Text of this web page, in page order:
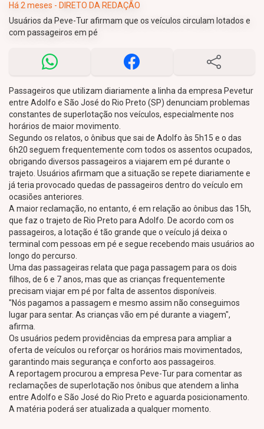
Há 2 meses - DIRETO DA REDAÇÃO
Usuários da Peve-Tur afirmam que os veículos circulam lotados e
com passageiros em pé
Passageiros que utilizam diariamente a linha da empresa Pevetur
entre Adolfo e São José do Rio Preto (SP) denunciam problemas
constantes de superlotação nos veículos, especialmente nos
horários de maior movimento.
Segundo os relatos, o ônibus que sai de Adolfo às 5h15 e o das
6h20 seguem frequentemente com todos os assentos ocupados,
obrigando diversos passageiros a viajarem em pé durante o
trajeto. Usuários afirmam que a situação se repete diariamente e
já teria provocado quedas de passageiros dentro do veículo em
ocasiões anteriores.
A maior reclamação, no entanto, é em relação ao ônibus das 15h,
que faz o trajeto de Rio Preto para Adolfo. De acordo com os
passageiros, a lotação é tão grande que o veículo já deixa o
terminal com pessoas em pé e segue recebendo mais usuários ao
longo do percurso.
Uma das passageiras relata que paga passagem para os dois
filhos, de 6 e 7 anos, mas que as crianças frequentemente
precisam viajar em pé por falta de assentos disponíveis.
"Nós pagamos a passagem e mesmo assim não conseguimos
lugar para sentar. As crianças vão em pé durante a viagem",
afirma.
Os usuários pedem providências da empresa para ampliar a
oferta de veículos ou reforçar os horários mais movimentados,
garantindo mais segurança e conforto aos passageiros.
A reportagem procurou a empresa Peve-Tur para comentar as
reclamações de superlotação nos ônibus que atendem a linha
entre Adolfo e São José do Rio Preto e aguarda posicionamento.
A matéria poderá ser atualizada a qualquer momento.